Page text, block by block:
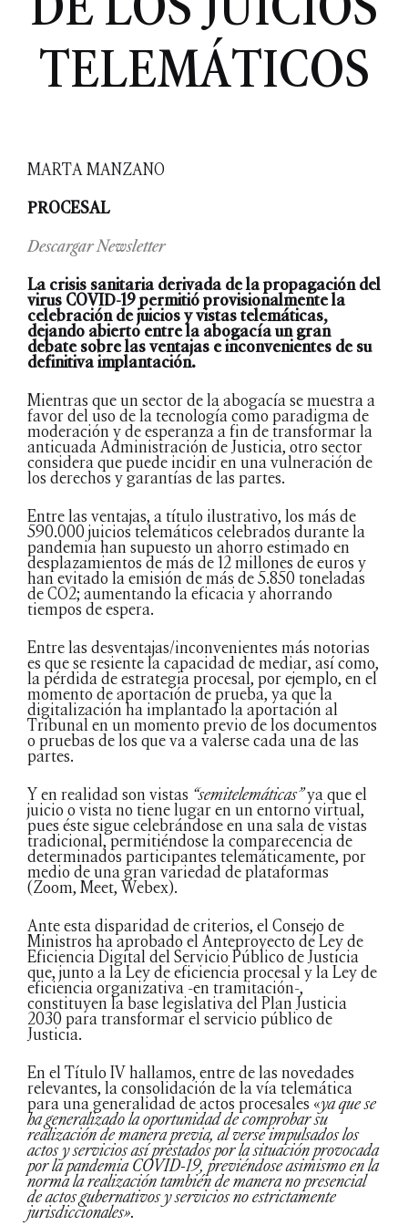
TELEMÁTICOS
MARTA MANZANO
PROCESAL
Descargar Newsletter
La crisis sanitaria derivada de la propagación del
virus COVID-19permitió provisionalmente la
celebración de juicios y vistas telemáticas,
dejando abierto entre la abogacía un gran
debate sobre las ventajas e inconvenientes de su
definitiva implantación.
Mientras que un sector de la abogacía se muestra a
favor del uso de la tecnología como paradigma de
moderación y de esperanza a fin de transformar la
anticuada Administración de Justicia, otro sector
considera que puede incidir en una vulneración de
los derechos y garantías de las partes.
Entre las ventajas, a título ilustrativo, los más de
590.000 juicios telemáticos celebrados durante la
pandemia han supuesto un ahorro estimado en
desplazamientos de más de 12 millones de euros y
han evitado la emisión de más de 5.850 toneladas
de CO2; aumentando la eficacia y ahorrando
tiempos de espera.
Entre las desventajas/inconvenientes más notorias
es que se resiente la capacidad de mediar, así como,
la pérdida de estrategia procesal, por ejemplo, en el
momento de aportación de prueba, ya que la
digitalización ha implantado la aportación al
Tribunal en un momento previo de los documentos
o pruebas de los que va a valerse cada una de las
partes.
Y en realidad son vistas “semitelemáticas”ya que el
juicio o vista no tiene lugar en un entorno virtual,
pues éste sigue celebrándose en una sala de vistas
tradicional, permitiéndose la comparecencia de
determinados participantes telemáticamente, por
medio de una gran variedad de plataformas
(Zoom, Meet, Webex).
Ante esta disparidad de criterios, el Consejo de
Ministros ha aprobado el Anteproyecto de Ley de
Eficiencia Digital del Servicio Público de Justicia
que, junto a la Ley de eficiencia procesal y la Ley de
eficiencia organizativa -en tramitación-,
constituyen la base legislativa del Plan Justicia
2030 para transformar el servicio público de
Justicia.
En el Título IV hallamos, entre de las novedades
relevantes, la consolidación de la vía telemática
para una generalidad de actos procesales «ya que se
ha generalizado la oportunidad de comprobar su
realización de manera previa, al verse impulsados los
actos y servicios así prestados por la situación provocada
por la pandemia COVID-19, previéndose asimismo en la
norma la realización también de manera no presencial
de actos gubernativos y servicios no estrictamente
jurisdiccionales».